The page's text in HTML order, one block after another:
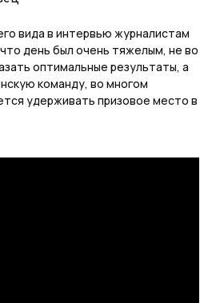
вида в интервью журналистам
день был очень тяжелым, не во
оптимальные результаты, а
команду, во многом
удерживать призовое место в